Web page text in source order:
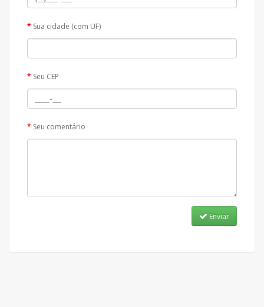
Sua cidade (com UF)
Seu CEP
Seu comentário
Enviar